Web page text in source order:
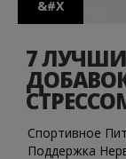
&#X
7
Спортивное
Поддержка